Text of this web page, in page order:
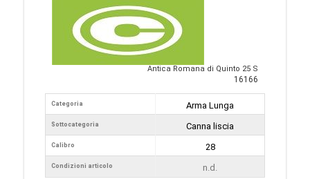
Antica Romana di Quinto 25 S
16166
Categoria
Sottocategoria
Calibro
Condizioni articolo
Arma Lunga
Canna liscia
28
n.d.